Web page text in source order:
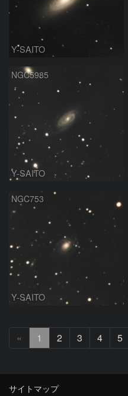
Y-SAITO
NGC5985
Y-SAITO
NGC753
Y-SAITO
« 1 2 3 4 5
サイトマップ